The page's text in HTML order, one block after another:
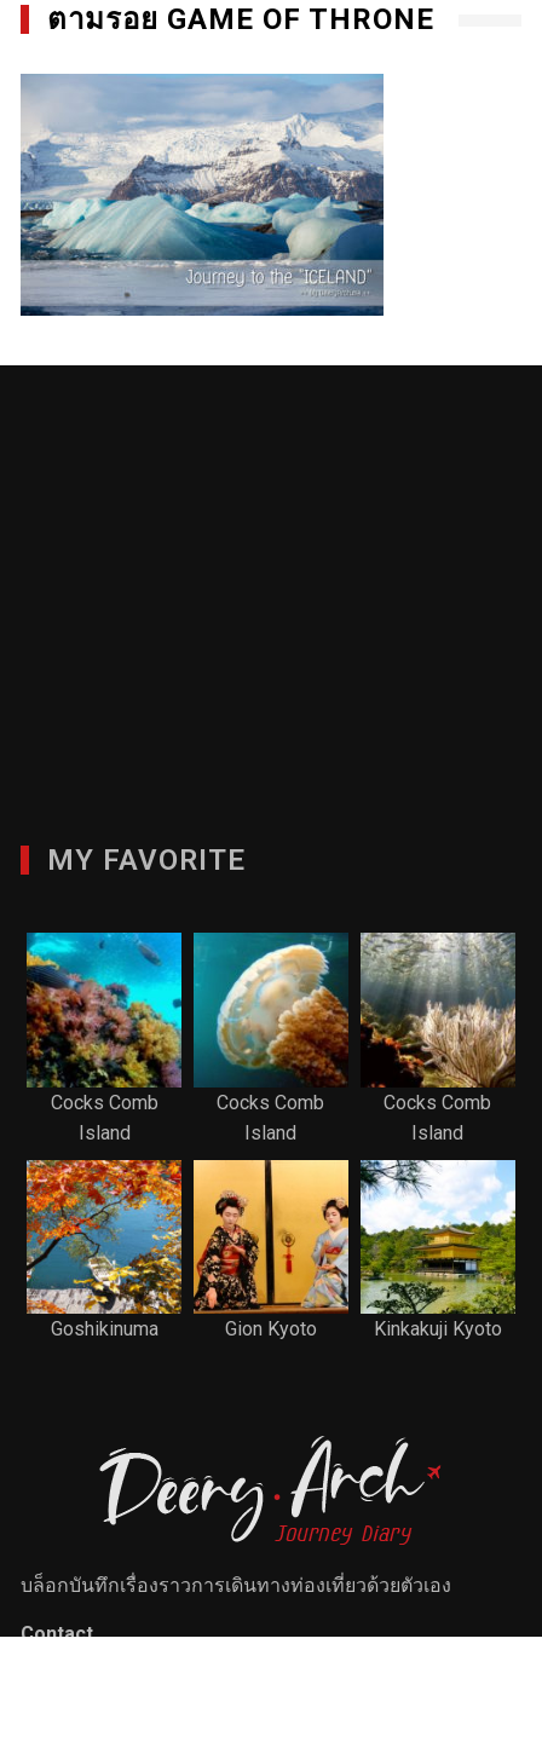
ตามรอย GAME OF THRONE
MY FAVORITE
Cocks Comb
Island
Cocks Comb
Island
Cocks Comb
Island
Goshikinuma Gion Kyoto Kinkakuji Kyoto
บล็อกบันทึกเรื่องราวการเดินทางท่องเที่ยวด้วยตัวเอง
Contact